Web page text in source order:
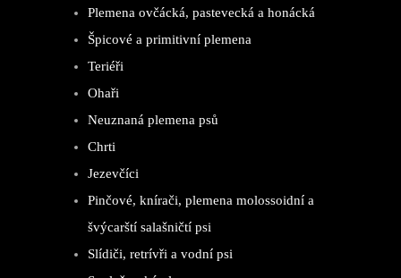
Plemena ovčácká, pastevecká a honácká
Špicové a primitivní plemena
Teriéři
Ohaři
Neuznaná plemena psů
Chrti
Jezevčíci
Pinčové, knírači, plemena molossoidní a
švýcarští salašničtí psi
Slídiči, retrívři a vodní psi